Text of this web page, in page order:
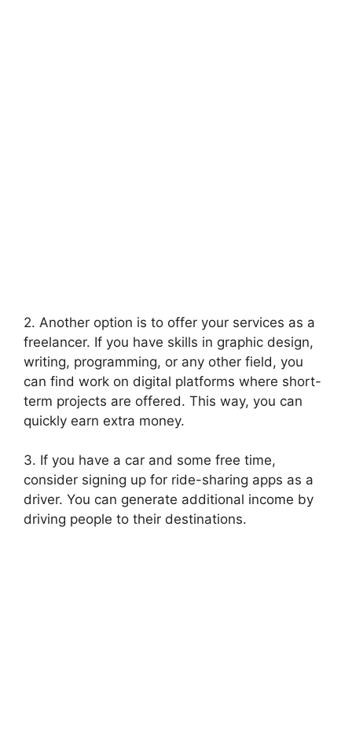
2. Another option is to offer your services as a
freelancer. If you have skills in graphic design,
writing, programming, or any other field, you
can find work on digital platforms where short-
term projects are offered. This way, you can
quickly earn extra money.
3. If you have a car and some free time,
consider signing up for ride-sharing apps as a
driver. You can generate additional income by
driving people to their destinations.